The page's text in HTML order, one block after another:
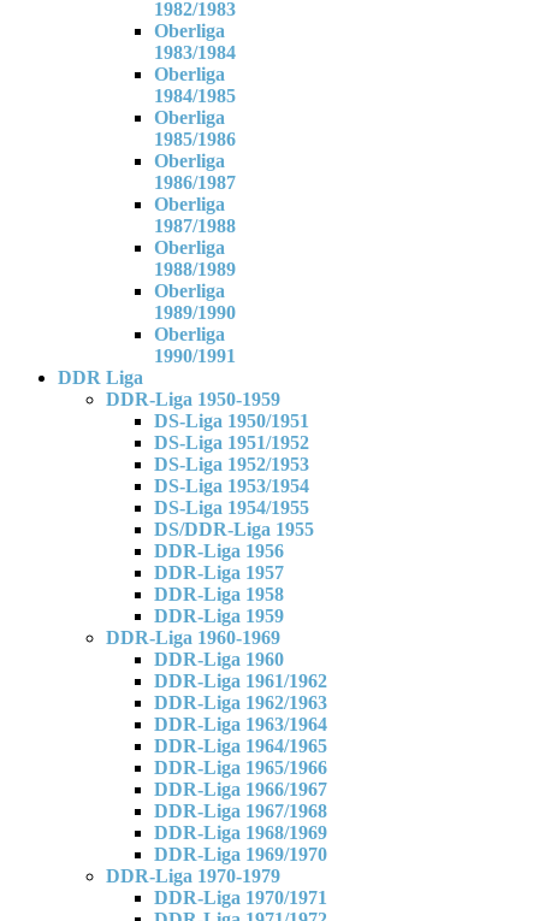
1982/1983
Oberliga
1983/1984
Oberliga
1984/1985
Oberliga
1985/1986
Oberliga
1986/1987
Oberliga
1987/1988
Oberliga
1988/1989
Oberliga
1989/1990
Oberliga
1990/1991
DDR Liga
DDR-Liga 1950-1959
DS-Liga 1950/1951
DS-Liga 1951/1952
DS-Liga 1952/1953
DS-Liga 1953/1954
DS-Liga 1954/1955
DS/DDR-Liga 1955
DDR-Liga 1956
DDR-Liga 1957
DDR-Liga 1958
DDR-Liga 1959
DDR-Liga 1960-1969
DDR-Liga 1960
DDR-Liga 1961/1962
DDR-Liga 1962/1963
DDR-Liga 1963/1964
DDR-Liga 1964/1965
DDR-Liga 1965/1966
DDR-Liga 1966/1967
DDR-Liga 1967/1968
DDR-Liga 1968/1969
DDR-Liga 1969/1970
DDR-Liga 1970-1979
DDR-Liga 1970/1971